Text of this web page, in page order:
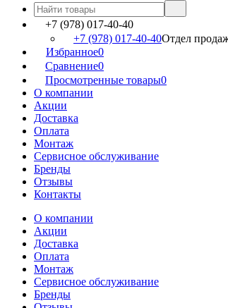
+7 (978) 017-40-40
+7 (978) 017-40-40Отдел
Избранное0
Сравнение0
Просмотренные товары0
О компании
Акции
Доставка
Оплата
Монтаж
Сервисное обслуживание
Бренды
Отзывы
Контакты
О компании
Акции
Доставка
Оплата
Монтаж
Сервисное обслуживание
Бренды